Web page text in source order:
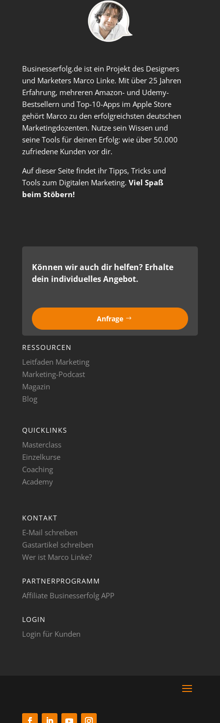
Businesserfolg.de ist ein Projekt des Designers
und Marketers Marco Linke. Mit über 25 Jahren
Erfahrung, mehreren Amazon- und Udemy-
Bestsellern und Top-10-Apps im Apple Store
gehört Marco zu den erfolgreichsten deutschen
Marketingdozenten. Nutze sein Wissen und
seine Tools für deinen Erfolg: wie über 50.000
zufriedene Kunden vor dir.
Auf dieser Seite findet ihr Tipps, Tricks und
Tools zum Digitalen Marketing. Viel Spaß
beim Stöbern!
Können wir auch dir helfen? Erhalte
dein individuelles Angebot.
Anfrage
RESSOURCEN
Leitfaden Marketing
Marketing-Podcast
Magazin
Blog
QUICKLINKS
Masterclass
Einzelkurse
Coaching
Academy
KONTAKT
E-Mail schreiben
Gastartikel schreiben
Wer ist Marco Linke?
PARTNERPROGRAMM
Affiliate Businesserfolg APP
LOGIN
Login für Kunden